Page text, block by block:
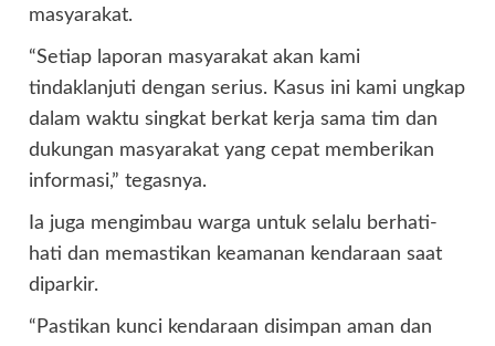
masyarakat.
“Setiap laporan masyarakat akan kami
tindaklanjuti dengan serius. Kasus ini kami ungkap
dalam waktu singkat berkat kerja sama tim dan
dukungan masyarakat yang cepat memberikan
informasi,” tegasnya.
Ia juga mengimbau warga untuk selalu berhati-
hati dan memastikan keamanan kendaraan saat
diparkir.
“Pastikan kunci kendaraan disimpan aman dan